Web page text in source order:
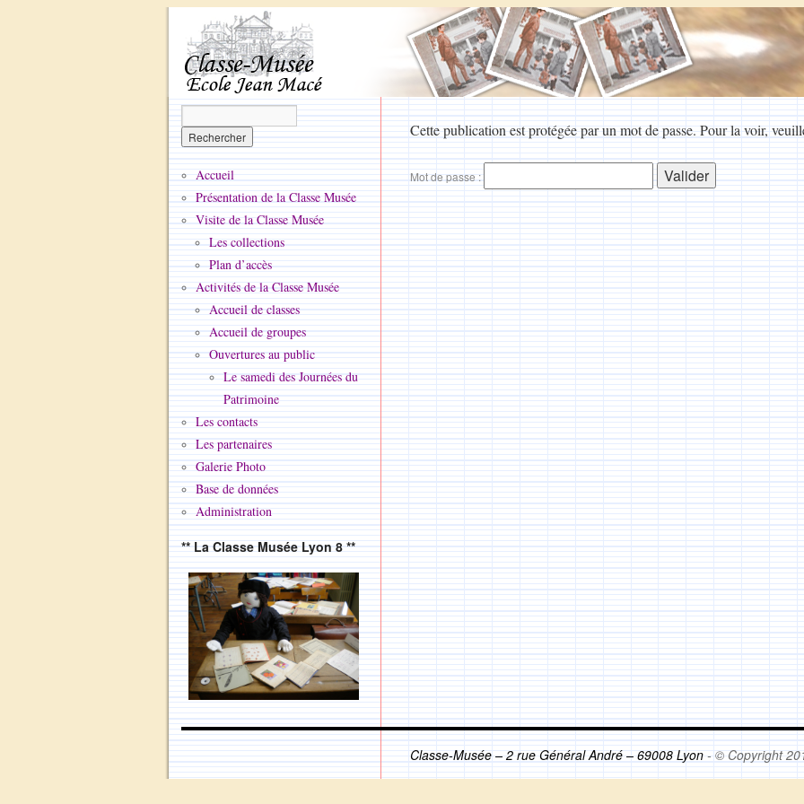
Cette publication est protégée par un mot de passe. Pour la voir,
Mot de passe :
Accueil
Présentation de la Classe Musée
Visite de la Classe Musée
Les collections
Plan d’accès
Activités de la Classe Musée
Accueil de classes
Accueil de groupes
Ouvertures au public
Le samedi des Journées du
Patrimoine
Les contacts
Les partenaires
Galerie Photo
Base de données
Administration
** La Classe Musée Lyon 8 **
Classe-Musée – 2 rue Général André – 69008 Lyon- © Copyright